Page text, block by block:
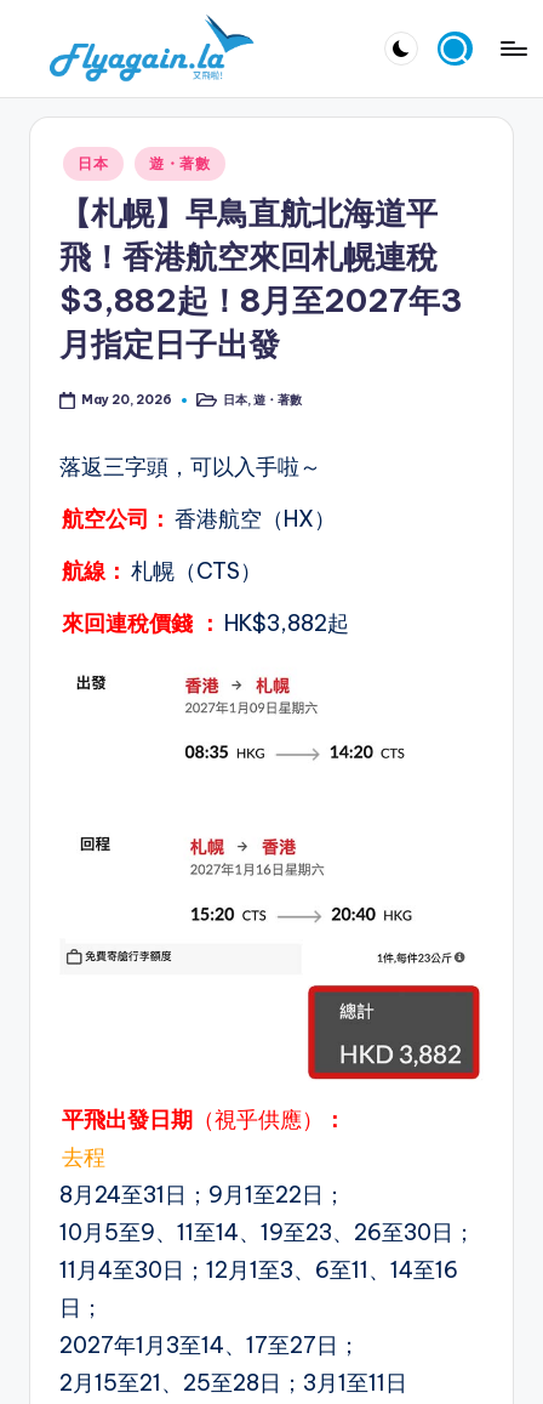
飛
Posted
in
日本 遊・著數
【札幌】早鳥直航北海道平
飛！香港航空來回札幌連稅
$3,882起！8月至2027年3
月指定日子出發
May 20, 2026
Posted
日本 ,遊・著數
落返三字頭，可以入手啦～
航空公司： 香港航空（HX）
航線： 札幌（CTS）
來回連稅價錢 ： HK$3,882起
平飛出發日期 （視乎供應）
：
去程
8月24至31日；9月1至22日；
10月5至9、11至14、19至23、26至30日；
11月4至30日；12月1至3、6至11、14至16
日；
2027年1月3至14、17至27日；
2月15至21、25至28日；3月1至11日